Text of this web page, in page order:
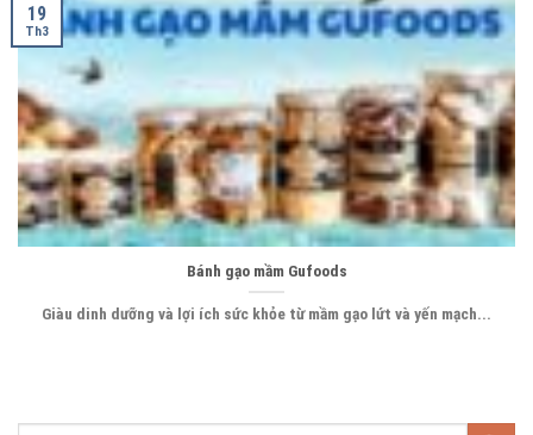
Bánh gạo mầm Gufoods
Giàu dinh dưỡng và lợi ích sức khỏe từ mầm gạo lứt và yến mạch...
19
Th3